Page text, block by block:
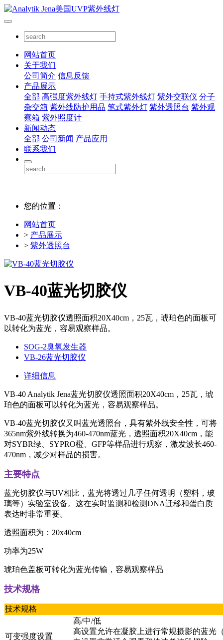
网站首页
关于我们
公司简介 信息反馈
产品展示
全部 高强度紫外线灯 手持式紫外线灯 紫外交联仪 分子
杂交箱 紫外线防护用品 笔式紫外灯 紫外透照台 紫外观
察箱 紫外照度计
新闻动态
全部 公司新闻 产品应用
联系我们
您的位置：
网站首页
> 产品展示
> 紫外透照台
VB-40蓝光切胶仪
VB-40蓝光切胶仪透照面积20X40cm，25瓦，琥珀色的面板可
以转化为蓝光，容易观察样品。
SOG-2臭氧发生器
VB-26蓝光切胶仪
详细信息
VB-40 Analytik Jena蓝光切胶仪透照面积20X40cm，25瓦，琥
珀色的面板可以转化为蓝光，容易观察样品。
VB-40蓝光切胶仪又叫蓝光透照台，具有紫外线安全性，可将
365nm紫外线转换为460-470nm蓝光，透照面积20X40cm，能
对SYBR绿、SYPRO橙、GFP等样品进行观察，激发波长460-
470nm，减少对样品的损害。
主要特点
蓝光切胶仪与UV相比，蓝光将透过几乎任何透明（塑料，玻
璃等）实验室设备。这在实时监测和检测DNA迁移和蛋白质
表达时非常重要。
透照面积为：20x40cm
功率为25W
琥珀色盖板可转化为蓝光传输，容易观察样品
技术规格
技术规格
可变强度设置
高/中/低
高设置允许在凝胶上进行常规摄影的蓝光